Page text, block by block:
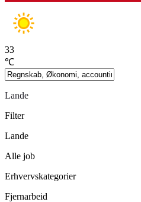
33
℃
Lande
Filter
Lande
Alle job
Erhvervskategorier
Fjernarbeid